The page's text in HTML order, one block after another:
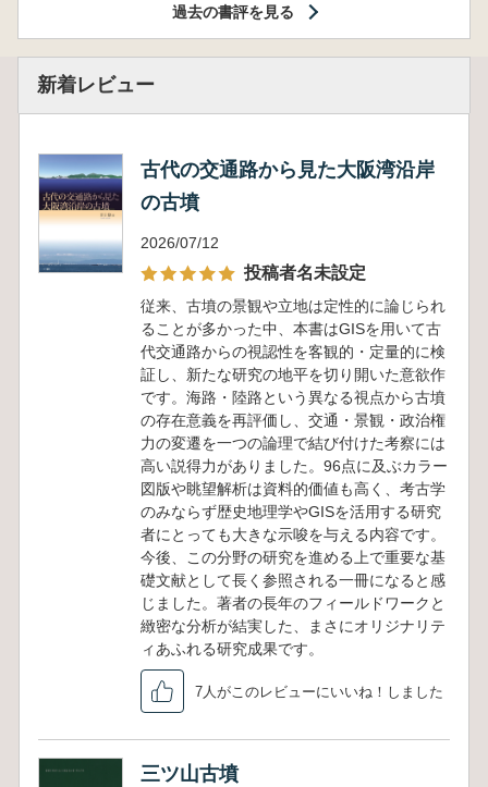
過去の書評を見る
新着レビュー
古代の交通路から見た大阪湾沿岸
の古墳
2026/07/12
投稿者名未設定
従来、古墳の景観や立地は定性的に論じられ
ることが多かった中、本書はGISを用いて古
代交通路からの視認性を客観的・定量的に検
証し、新たな研究の地平を切り開いた意欲作
です。海路・陸路という異なる視点から古墳
の存在意義を再評価し、交通・景観・政治権
力の変遷を一つの論理で結び付けた考察には
高い説得力がありました。96点に及ぶカラー
図版や眺望解析は資料的価値も高く、考古学
のみならず歴史地理学やGISを活用する研究
者にとっても大きな示唆を与える内容です。
今後、この分野の研究を進める上で重要な基
礎文献として長く参照される一冊になると感
じました。著者の長年のフィールドワークと
緻密な分析が結実した、まさにオリジナリテ
ィあふれる研究成果です。
7人がこのレビューにいいね！しました
三ツ山古墳